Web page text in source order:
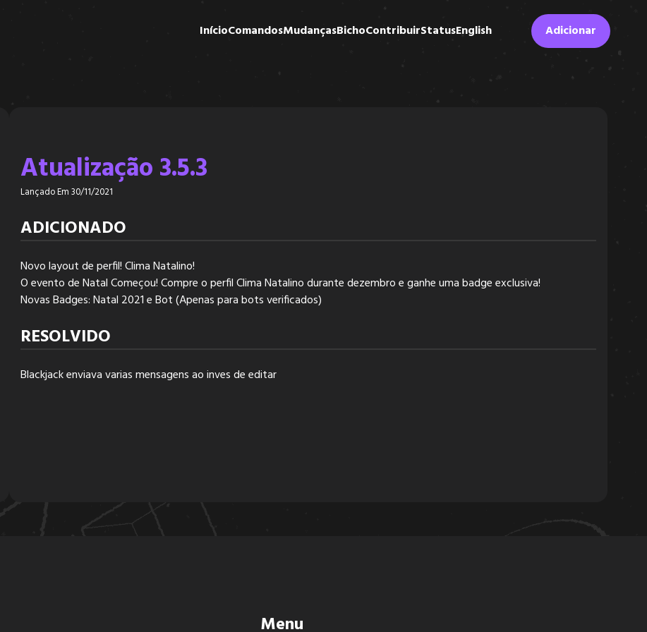
InícioComandosMudançasBichoContribuirStatusEnglish Adicionar
Atualização 3.5.3
Lançado Em 30/11/2021
ADICIONADO
Novo layout de perfil! Clima Natalino!
O evento de Natal Começou! Compre o perfil Clima Natalino durante dezembro e ganhe uma badge exclusiva!
Novas Badges: Natal 2021 e Bot (Apenas para bots verificados)
RESOLVIDO
Blackjack enviava varias mensagens ao inves de editar
Menu